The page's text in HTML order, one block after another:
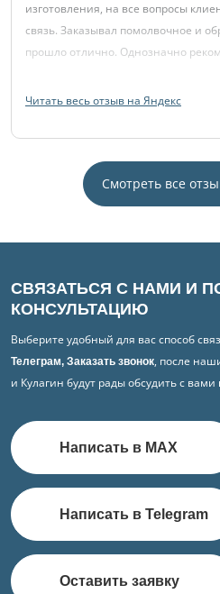
изготовления, на все вопросы
связь. Заказывал помолвочное и
прошло отлично. Однозначно
Читать весь отзыв на Яндекс
Смотреть все
СВЯЗАТЬСЯ С НАМИ И
КОНСУЛЬТАЦИЮ
Выберите удобный для вас способ
Телеграм, Заказать звонок, после
и Кулагин будут рады обсудить с
Написать в MAX
Написать в Telegram
Оставить заявку